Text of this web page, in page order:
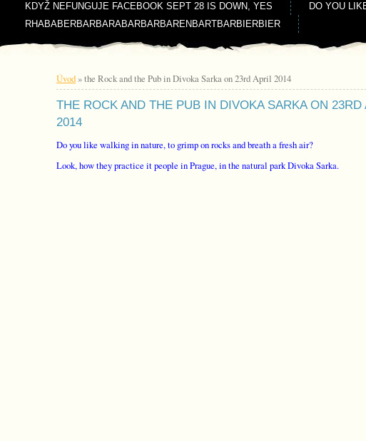
KDYŽ NEFUNGUJE FACEBOOK SEPT 28 IS DOWN, YES
DO YOU
RHABABERBARBARABARBARBARENBARTBARBIERBIER
Úvod»the Rock and the Pub in Divoka Sarka on 23rd April 2014
THE ROCK AND THE PUB IN DIVOKA SARKA ON 23RD
2014
Do you like walking in nature, to grimp on rocks and breath a fresh air?
Look, how they practice it people in Prague, in the natural park Divoka Sarka.